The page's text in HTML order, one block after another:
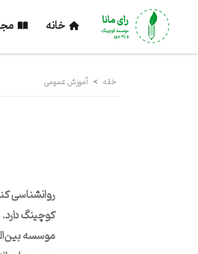
خانه
خانه > آموزش عمومی
روانشناسی
کوچینگ
موسسه